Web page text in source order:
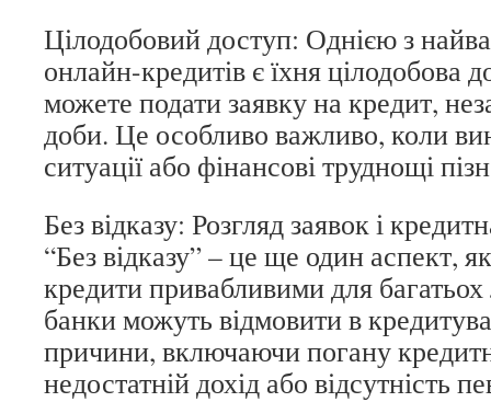
Цілодобовий доступ: Однією з
онлайн-кредитів є їхня цілодобова
можете подати заявку на кредит,
доби. Це особливо важливо, коли
ситуації або фінансові труднощі
Без відказу: Розгляд заявок і
“Без відказу” – це ще один аспект,
кредити привабливими для
банки можуть відмовити в
причини, включаючи погану
недостатній дохід або відсутність